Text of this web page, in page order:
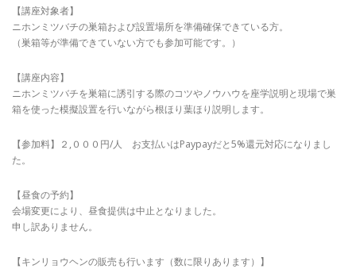
引
直
前
座
糸
島
摩
【講座対象者】
ニホンミツバチの巣箱および設置場所を準備確保できている方。
（巣箱等が準備できていない方でも参加可能です。）
【講座内容】
ニホンミツバチを巣箱に誘引する際のコツやノウハウを座学説明と現場で巣
箱を使った模擬設置を行いながら根ほり葉ほり説明します。
【参加料】２,０００円/人 お支払いはPaypayだと5%還元対応になりまし
た。
【昼食の予約】
会場変更により、昼食提供は中止となりました。
申し訳ありません。
【キンリョウヘンの販売も行います（数に限りあります）】